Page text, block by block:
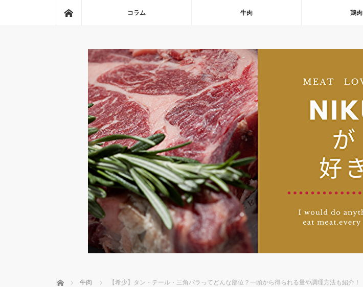
コラム 牛肉 鶏肉
ホーム 牛肉 【希少】タン・テール・三角バラってどんな部位？一頭から得られる量や調理方法も紹介！